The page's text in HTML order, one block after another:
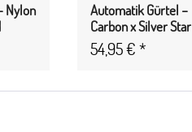
Nylon
Automatik Gürtel –
Carbon x Silver Star
54,95 € *